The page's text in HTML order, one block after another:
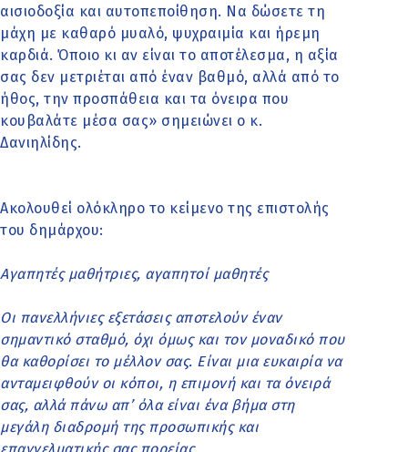
αισιοδοξία και αυτοπεποίθηση. Να δώσετε τη
μάχη με καθαρό μυαλό, ψυχραιμία και ήρεμη
καρδιά. Όποιο κι αν είναι το αποτέλεσμα, η αξία
σας δεν μετριέται από έναν βαθμό, αλλά από το
ήθος, την προσπάθεια και τα όνειρα που
κουβαλάτε μέσα σας» σημειώνει ο κ.
Δανιηλίδης.
Ακολουθεί ολόκληρο το κείμενο της επιστολής
του δημάρχου:
Αγαπητές μαθήτριες, αγαπητοί μαθητές
Οι πανελλήνιες εξετάσεις αποτελούν έναν
σημαντικό σταθμό, όχι όμως και τον μοναδικό που
θα καθορίσει το μέλλον σας. Είναι μια ευκαιρία να
ανταμειφθούν οι κόποι, η επιμονή και τα όνειρά
σας, αλλά πάνω απ’ όλα είναι ένα βήμα στη
μεγάλη διαδρομή της προσωπικής και